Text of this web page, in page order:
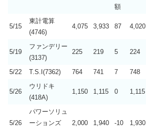
額
5/15
東計電算
(4746)
4,075 3,933 87 4,020
5/19
ファンデリー
(3137)
225 219 5 224
5/22 T.S.I(7362) 764 741 7 748
5/26
ウリドキ
(418A)
1,150 1,115 0 1,115
5/26
パワーソリュ
ーションズ
2,000 1,940 -10 1,930